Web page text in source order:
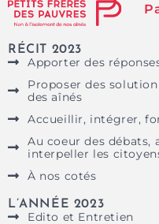
RÉCIT 2023
Apporter des
Proposer des
des aînés
Accueillir, intégrer,
Au coeur des
interpeller les
À nos cotés
L’ANNÉE 2023
Edito et Entretien